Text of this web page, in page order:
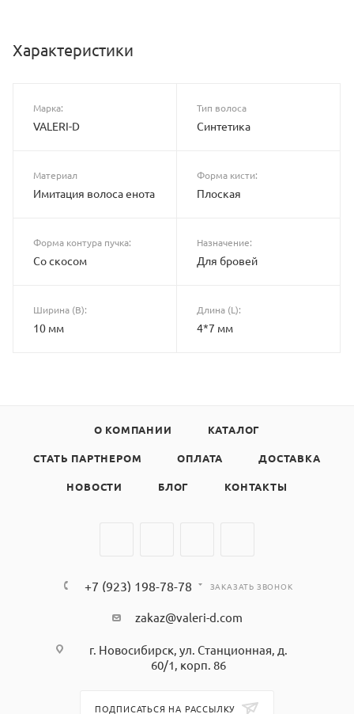
Характеристики
Марка:
VALERI-D
Тип волоса
Синтетика
Материал
Имитация волоса енота
Форма кисти:
Плоская
Форма контура пучка:
Со скосом
Назначение:
Для бровей
Ширина (B):
10 мм
Длина (L):
4*7 мм
О КОМПАНИИ КАТАЛОГ
СТАТЬ ПАРТНЕРОМ ОПЛАТА ДОСТАВКА
НОВОСТИ БЛОГ КОНТАКТЫ
+7 (923) 198-78-78 ЗАКАЗАТЬ ЗВОНОК
zakaz@valeri-d.com
г. Новосибирск, ул. Станционная, д.
60/1, корп. 86
ПОДПИСАТЬСЯ НА РАССЫЛКУ